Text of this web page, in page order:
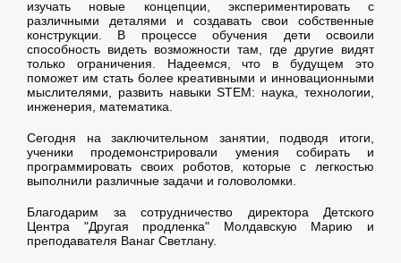
изучать новые концепции, экспериментировать с
различными деталями и создавать свои собственные
конструкции. В процессе обучения дети освоили
способность видеть возможности там, где другие видят
только ограничения. Надеемся, что в будущем это
поможет им стать более креативными и инновационными
мыслителями, развить навыки STEM: наука, технологии,
инженерия, математика.
Сегодня на заключительном занятии, подводя итоги,
ученики продемонстрировали умения собирать и
программировать своих роботов, которые с легкостью
выполнили различные задачи и головоломки.
Благодарим за сотрудничество директора Детского
Центра "Другая продленка" Молдавскую Марию и
преподавателя Ванаг Светлану.